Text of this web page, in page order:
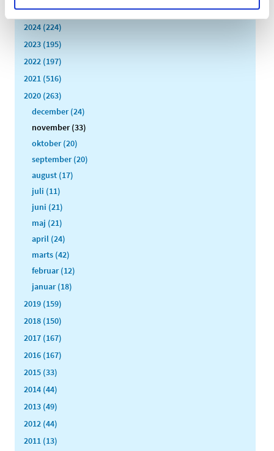
2025 (158)
2024 (224)
2023 (195)
2022 (197)
2021 (516)
2020 (263)
december (24)
november (33)
oktober (20)
september (20)
august (17)
juli (11)
juni (21)
maj (21)
april (24)
marts (42)
februar (12)
januar (18)
2019 (159)
2018 (150)
2017 (167)
2016 (167)
2015 (33)
2014 (44)
2013 (49)
2012 (44)
2011 (13)